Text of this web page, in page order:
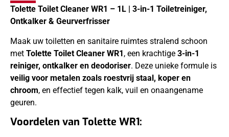
Tolette Toilet Cleaner WR1 – 1L | 3-in-1 Toiletreiniger,
Ontkalker & Geurverfrisser
Maak uw toiletten en sanitaire ruimtes stralend schoon
met Tolette Toilet Cleaner WR1, een krachtige 3-in-1
reiniger, ontkalker en deodoriser. Deze unieke formule is
veilig voor metalen zoals roestvrij staal, koper en
chroom, en effectief tegen kalk, vuil en onaangename
geuren.
Voordelen van Tolette WR1: